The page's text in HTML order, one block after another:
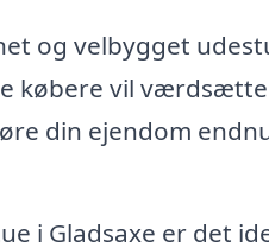
og velbygget
købere vil
din ejendom
i Gladsaxe er det